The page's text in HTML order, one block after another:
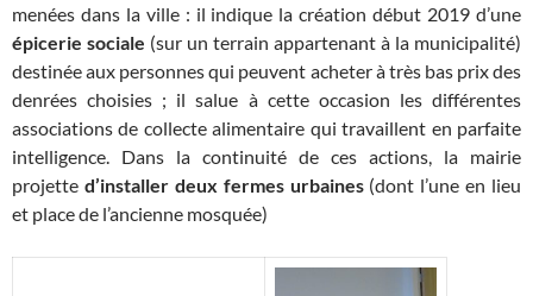
menées dans la ville : il indique la création début 2019 d’une
épicerie sociale (sur un terrain appartenant à la municipalité)
destinée aux personnes qui peuvent acheter à très bas prix des
denrées choisies ; il salue à cette occasion les différentes
associations de collecte alimentaire qui travaillent en parfaite
intelligence. Dans la continuité de ces actions, la mairie
projette d’installer deux fermes urbaines(dont l’une en lieu
et place de l’ancienne mosquée)